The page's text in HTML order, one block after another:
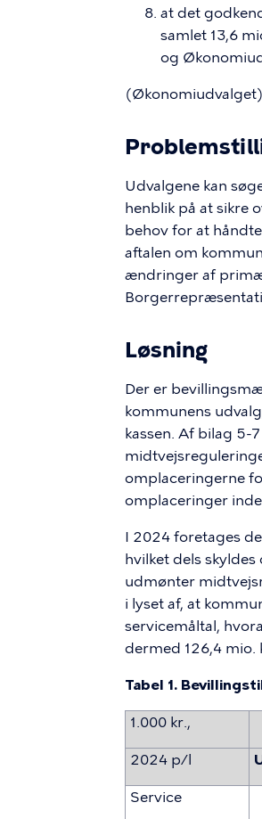
at det
samlet 13,6
og
(Økonomiudvalget)
Udvalgene kan
henblik på at sikre
behov for at
aftalen om
ændringer af
Løsning
Der er
kommunens
kassen. Af bilag
omplaceringerne
omplaceringer
I 2024 foretages
hvilket dels
udmønter
i lyset af, at
servicemåltal,
dermed 126,4 mio.
Tabel 1.
1.000 kr.,
2024 p/l
Service